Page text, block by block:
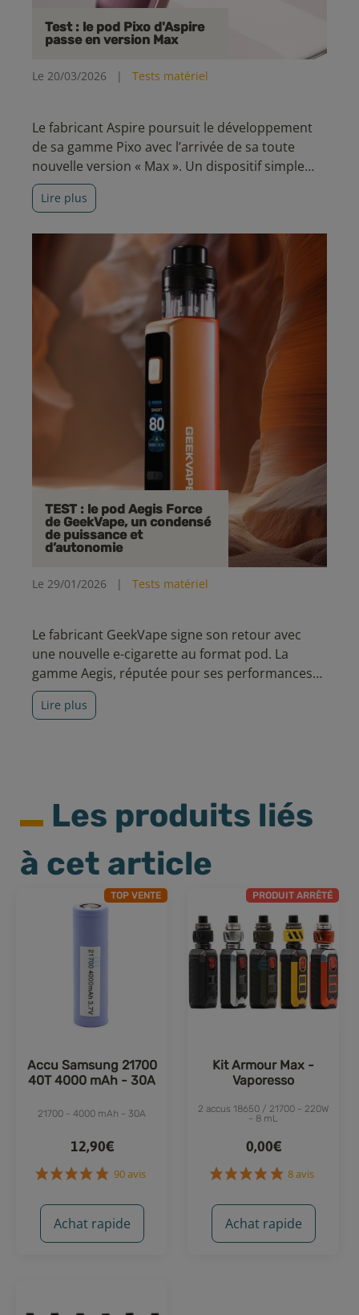
Test : le pod Pixo d'Aspire
passe en version Max
Le 20/03/2026 | Tests matériel
Le fabricant Aspire poursuit le développement
de sa gamme Pixo avec l’arrivée de sa toute
nouvelle version « Max ». Un dispositif simple
d’accès, pensé pour offrir une excellente
autonomie et une expérience de vape
Lire plus
TEST : le pod Aegis Force
de GeekVape, un condensé
de puissance et
d’autonomie
Le 29/01/2026 | Tests matériel
Le fabricant GeekVape signe son retour avec
une nouvelle e-cigarette au format pod. La
gamme Aegis, réputée pour ses performances
et sa robustesse, se décline cette fois dans un
format plus discret, sans faire l’impasse sur ses
Lire plus
Les produits liés
à cet article
TOP VENTE
Accu Samsung 21700
40T 4000 mAh - 30A
21700 - 4000 mAh - 30A
12,90€
Achat rapide
PRODUIT ARRÊTÉ
Kit Armour Max -
Vaporesso
2 accus 18650 / 21700 - 220W
- 8 mL
0,00€
Achat rapide